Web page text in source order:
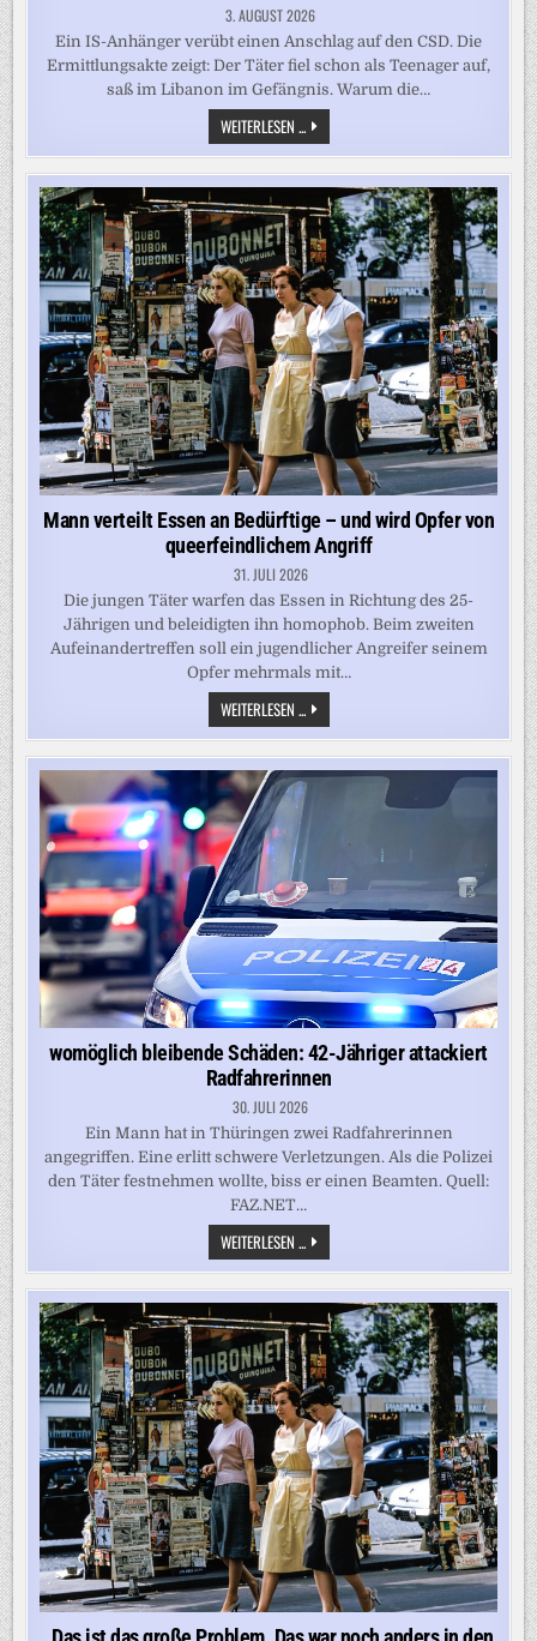
3. AUGUST 2026
Ein IS-Anhänger verübt einen Anschlag auf den CSD. Die
Ermittlungsakte zeigt: Der Täter fiel schon als Teenager auf,
saß im Libanon im Gefängnis. Warum die…
WEITERLESEN ... DIE
AKTE
ABDUL
BALLOUT
UND
DIE
BLINDEN
FLECKEN
DER
DEUTSCHEN
TERRORABWEHR
Mann verteilt Essen an Bedürftige – und wird Opfer von
queerfeindlichem Angriff
31. JULI 2026
Die jungen Täter warfen das Essen in Richtung des 25-
Jährigen und beleidigten ihn homophob. Beim zweiten
Aufeinandertreffen soll ein jugendlicher Angreifer seinem
Opfer mehrmals mit…
WEITERLESEN ...MANN
VERTEILT
ESSEN
AN
BEDÜRFTIGE
–
UND
VON
QUEERFEINDLICHEM
ANGRIFF
womöglich bleibende Schäden: 42-Jähriger attackiert
Radfahrerinnen
30. JULI 2026
Ein Mann hat in Thüringen zwei Radfahrerinnen
angegriffen. Eine erlitt schwere Verletzungen. Als die Polizei
den Täter festnehmen wollte, biss er einen Beamten. Quell:
FAZ.NET…
WEITERLESEN ...WOMÖGLICH
BLEIBENDE
SCHÄDEN:
42-
JÄHRIGER
ATTACKIERT
RADFAHRERINNEN